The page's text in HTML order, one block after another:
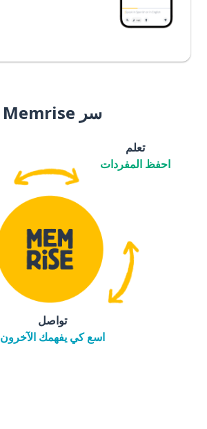
سر Memrise
تعلم
احفظ المفردات
تواصل
اسع كي يفهمك الآخرون